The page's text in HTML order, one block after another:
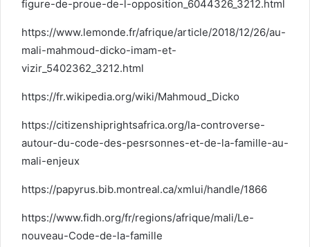
figure-de-proue-de-l-opposition_6044326_3212.html
https://www.lemonde.fr/afrique/article/2018/12/26/au-
mali-mahmoud-dicko-imam-et-
vizir_5402362_3212.html
https://fr.wikipedia.org/wiki/Mahmoud_Dicko
https://citizenshiprightsafrica.org/la-controverse-
autour-du-code-des-pesrsonnes-et-de-la-famille-au-
mali-enjeux
https://papyrus.bib.montreal.ca/xmlui/handle/1866
https://www.fidh.org/fr/regions/afrique/mali/Le-
nouveau-Code-de-la-famille